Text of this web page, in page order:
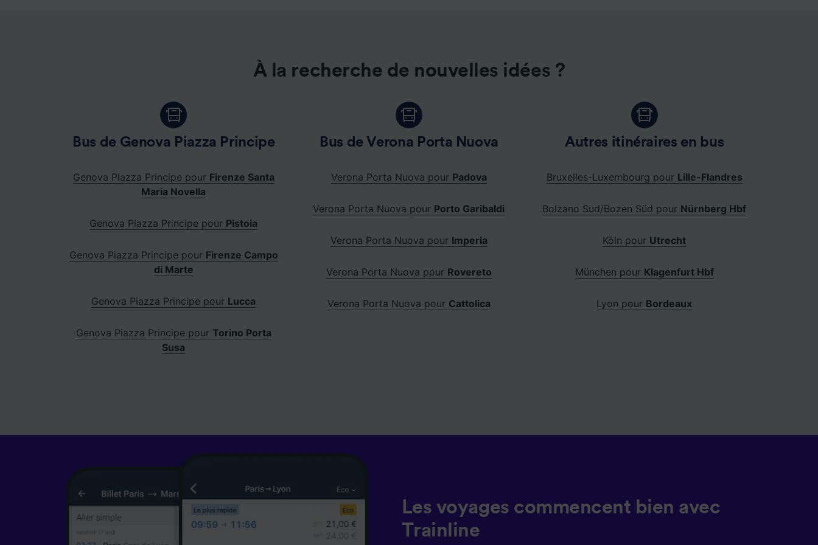
À la recherche de nouvelles idées ?
Bus de Genova Piazza Principe
Genova Piazza Principe pour Firenze Santa
Maria Novella
Genova Piazza Principe pour Pistoia
Genova Piazza Principe pour Firenze Campo
di Marte
Genova Piazza Principe pour Lucca
Genova Piazza Principe pour Torino Porta
Susa
Bus de Verona Porta Nuova
Verona Porta Nuova pour Padova
Verona Porta Nuova pour Porto Garibaldi
Verona Porta Nuova pour Imperia
Verona Porta Nuova pour Rovereto
Verona Porta Nuova pour Cattolica
Autres itinéraires en bus
Bruxelles-Luxembourg pour Lille-Flandres
Bolzano Sud/Bozen Süd pour Nürnberg Hbf
Köln pour Utrecht
München pour Klagenfurt Hbf
Lyon pour Bordeaux
Les voyages commencent bien avec
Trainline